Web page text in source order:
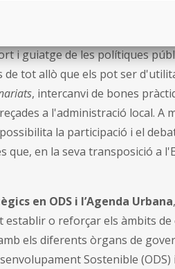
a través del Servei
periòdic de l'agenda
i guiatge de les polítiques
de tot allò que els pot ser
, intercanvi de bones
a l'administració local. A
la participació i el
que, en la seva transposició a
en ODS i l’Agenda Urbana
o reforçar els àmbits de
els diferents òrgans de
Sostenible (ODS)